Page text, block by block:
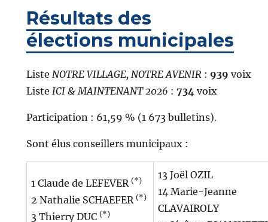
Résultats des
élections municipales
Liste NOTRE VILLAGE, NOTRE AVENIR : 939 voix
Liste ICI & MAINTENANT 2026 : 734 voix
Participation : 61,59 % (1 673 bulletins).
Sont élus conseillers municipaux :
1 Claude de LEFEVER (*)
2 Nathalie SCHAEFER (*)
3 Thierry DUC (*)
13 Joël OZIL
14 Marie-Jeanne
CLAVAIROLY